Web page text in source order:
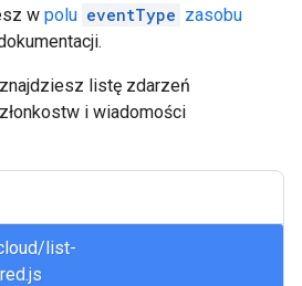
w polu eventType zasobu
listę zdarzeń
i wiadomości
list-